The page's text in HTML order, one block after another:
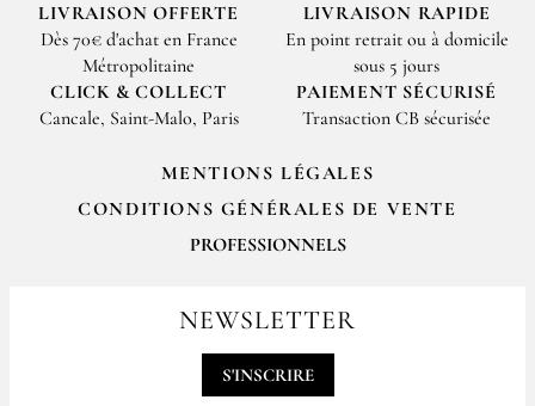
LIVRAISON OFFERTE
Dès 70€ d'achat en France
Métropolitaine
LIVRAISON RAPIDE
En point retrait ou à domicile
sous 5 jours
CLICK & COLLECT
Cancale, Saint-Malo, Paris
PAIEMENT SÉCURISÉ
Transaction CB sécurisée
MENTIONS LÉGALES
CONDITIONS GÉNÉRALES DE VENTE
PROFESSIONNELS
contact@epices-roellinger.comNEWSLETTER
S'INSCRIRE